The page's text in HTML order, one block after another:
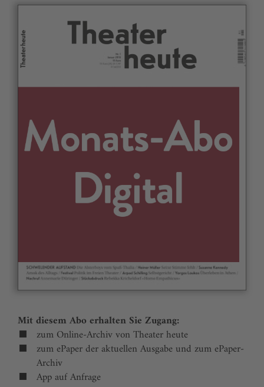
Mit diesem Abo erhalten Sie Zugang:
zum Online-Archiv von Theater heute
zum ePaper der aktuellen Ausgabe und zum ePaper-
Archiv
App auf Anfrage